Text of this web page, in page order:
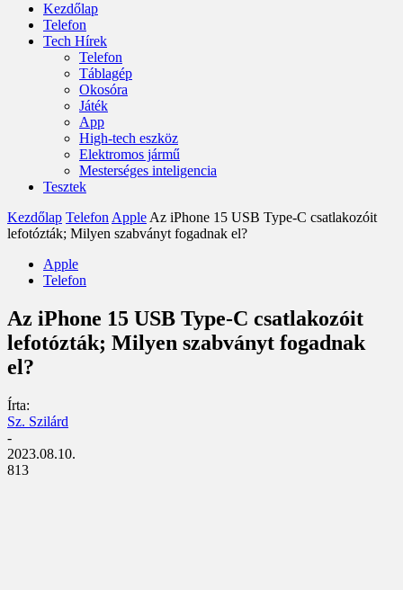
Kezdőlap
Telefon
Tech Hírek
Telefon
Táblagép
Okosóra
Játék
App
High-tech eszköz
Elektromos jármű
Mesterséges inteligencia
Tesztek
Kezdőlap Telefon Apple Az iPhone 15 USB Type-C csatlakozóit
lefotózták; Milyen szabványt fogadnak el?
Apple
Telefon
Az iPhone 15 USB Type-C csatlakozóit
lefotózták; Milyen szabványt fogadnak
el?
Írta:
Sz. Szilárd
-
2023.08.10.
813